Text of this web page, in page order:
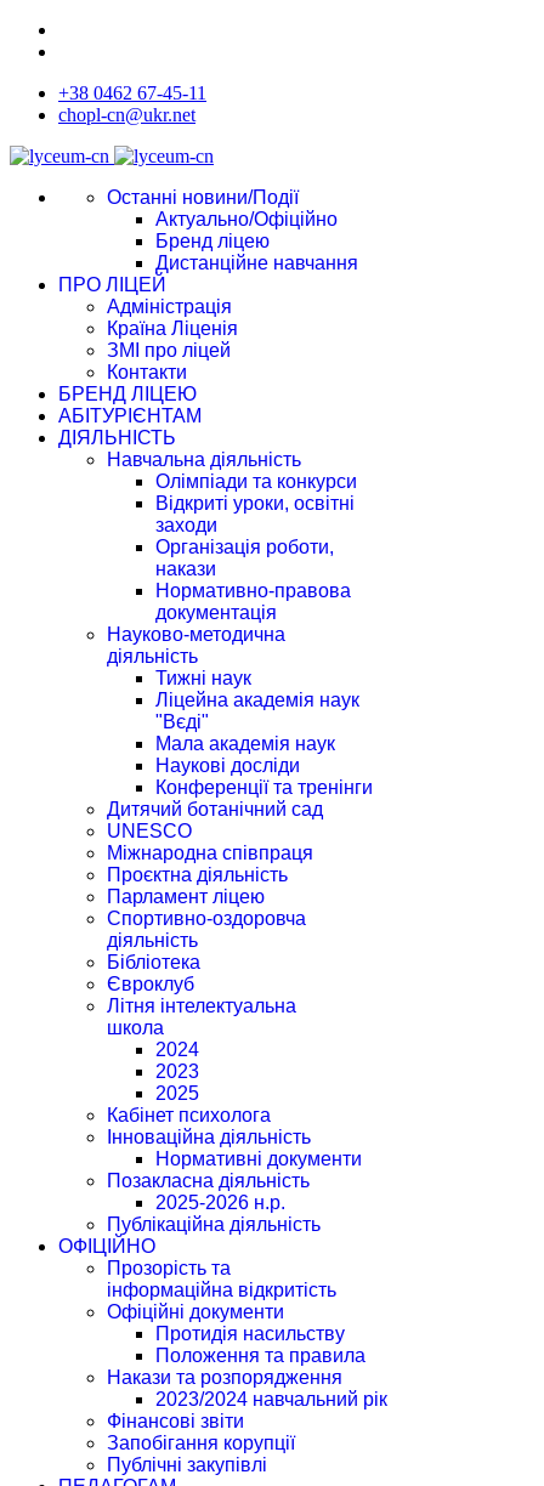
+38 0462 67-45-11
chopl-cn@ukr.net
Останні новини/Події
Актуально/Офіційно
Бренд ліцею
Дистанційне навчання
ПРО ЛІЦЕЙ
Адміністрація
Країна Ліценія
ЗМІ про ліцей
Контакти
БРЕНД ЛІЦЕЮ
АБІТУРІЄНТАМ
ДІЯЛЬНІСТЬ
Навчальна діяльність
Олімпіади та конкурси
Відкриті уроки, освітні
заходи
Організація роботи,
накази
Нормативно-правова
документація
Науково-методична
діяльність
Тижні наук
Ліцейна академія наук
"Вєді"
Мала академія наук
Наукові досліди
Конференції та тренінги
Дитячий ботанічний сад
UNESCO
Міжнародна співпраця
Проєктна діяльність
Парламент ліцею
Спортивно-оздоровча
діяльність
Бібліотека
Євроклуб
Літня інтелектуальна
школа
2024
2023
2025
Кабінет психолога
Інноваційна діяльність
Нормативні документи
Позакласна діяльність
2025-2026 н.р.
Публікаційна діяльність
ОФІЦІЙНО
Прозорість та
інформаційна відкритість
Офіційні документи
Протидія насильству
Положення та правила
Накази та розпорядження
2023/2024 навчальний рік
Фінансові звіти
Запобігання корупції
Публічні закупівлі